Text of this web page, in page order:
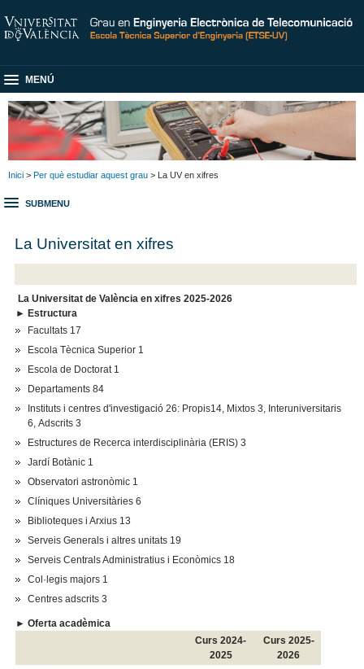
MENÚ
Inici > Per què estudiar aquest grau > La UV en xifres
SUBMENU
La Universitat en xifres
La Universitat de València en xifres 2025-2026
► Estructura
Facultats 17
Escola Tècnica Superior 1
Escola de Doctorat 1
Departaments 84
Instituts i centres d'investigació 26: Propis14, Mixtos 3, Interuniversitaris
6, Adscrits 3
Estructures de Recerca interdisciplinària (ERIS) 3
Jardí Botànic 1
Observatori astronòmic 1
Clíniques Universitàries 6
Biblioteques i Arxius 13
Serveis Generals i altres unitats 19
Serveis Centrals Administratius i Econòmics 18
Col·legis majors 1
Centres adscrits 3
► Oferta acadèmica
Curs 2024-
2025
Curs 2025-
2026